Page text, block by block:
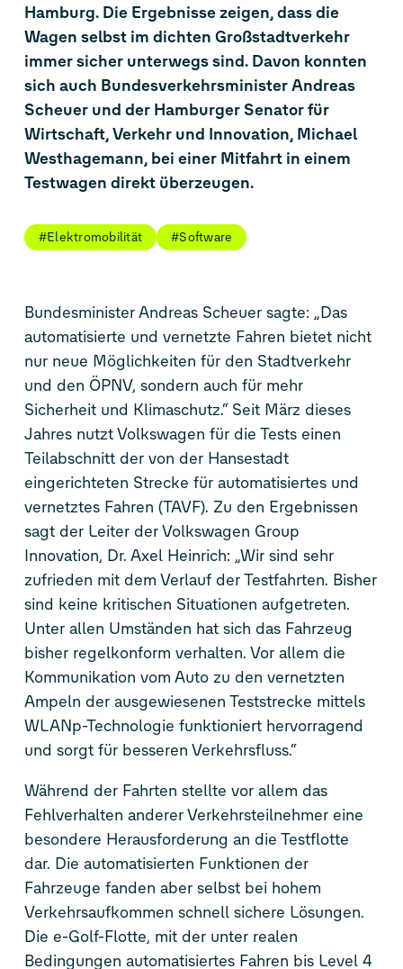
Hamburg. Die Ergebnisse zeigen, dass die
Wagen selbst im dichten Großstadtverkehr
immer sicher unterwegs sind. Davon konnten
sich auch Bundesverkehrsminister Andreas
Scheuer und der Hamburger Senator für
Wirtschaft, Verkehr und Innovation, Michael
Westhagemann, bei einer Mitfahrt in einem
Testwagen direkt überzeugen.
#Elektromobilität #Software
Bundesminister Andreas Scheuer sagte: „Das
automatisierte und vernetzte Fahren bietet nicht
nur neue Möglichkeiten für den Stadtverkehr
und den ÖPNV, sondern auch für mehr
Sicherheit und Klimaschutz.“ Seit März dieses
Jahres nutzt Volkswagen für die Tests einen
Teilabschnitt der von der Hansestadt
eingerichteten Strecke für automatisiertes und
vernetztes Fahren (TAVF). Zu den Ergebnissen
sagt der Leiter der Volkswagen Group
Innovation, Dr. Axel Heinrich: „Wir sind sehr
zufrieden mit dem Verlauf der Testfahrten. Bisher
sind keine kritischen Situationen aufgetreten.
Unter allen Umständen hat sich das Fahrzeug
bisher regelkonform verhalten. Vor allem die
Kommunikation vom Auto zu den vernetzten
Ampeln der ausgewiesenen Teststrecke mittels
WLANp-Technologie funktioniert hervorragend
und sorgt für besseren Verkehrsfluss.“
Während der Fahrten stellte vor allem das
Fehlverhalten anderer Verkehrsteilnehmer eine
besondere Herausforderung an die Testflotte
dar. Die automatisierten Funktionen der
Fahrzeuge fanden aber selbst bei hohem
Verkehrsaufkommen schnell sichere Lösungen.
Die e-Golf-Flotte, mit der unter realen
Bedingungen automatisiertes Fahren bis Level 4